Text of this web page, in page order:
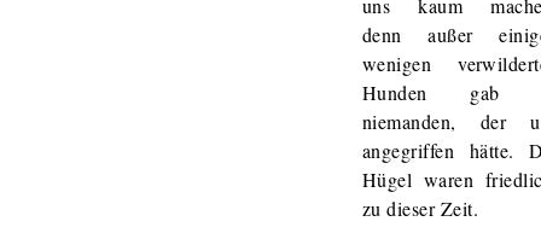
uns kaum
denn außer
wenigen
Hunden gab
niemanden, der
angegriffen hätte.
Hügel waren
zu dieser Zeit.